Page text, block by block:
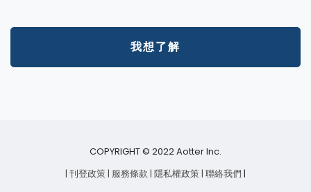
我想了解
COPYRIGHT © 2022 Aotter Inc.
| 刊登政策 | 服務條款 | 隱私權政策 | 聯絡我們 |